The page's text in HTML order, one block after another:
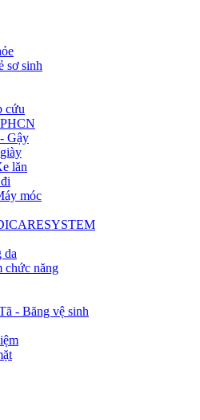
sơ sinh
cứu
Gậy
lăn
móc
da
chức năng
- Băng vệ sinh